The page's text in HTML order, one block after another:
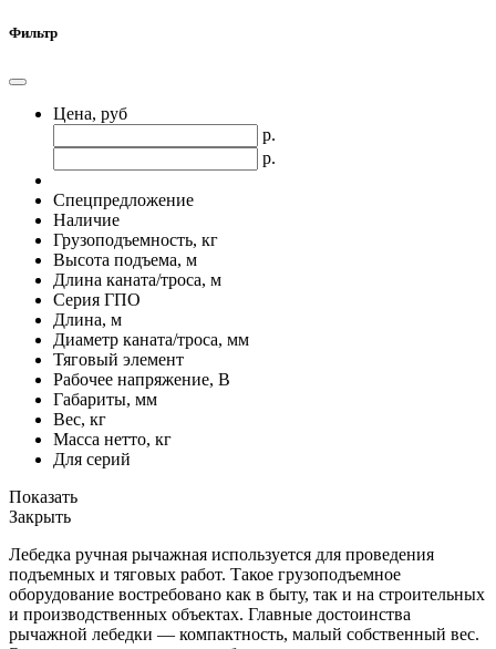
Фильтр
Цена, руб
р.
р.
Спецпредложение
Наличие
Грузоподъемность, кг
Высота подъема, м
Длина каната/троса, м
Серия ГПО
Длина, м
Диаметр каната/троса, мм
Тяговый элемент
Рабочее напряжение, В
Габариты, мм
Вес, кг
Масса нетто, кг
Для серий
Показать
Закрыть
Лебедка ручная рычажная используется для проведения
подъемных и тяговых работ. Такое грузоподъемное
оборудование востребовано как в быту, так и на строительных
и производственных объектах. Главные достоинства
рычажной лебедки — компактность, малый собственный вес.